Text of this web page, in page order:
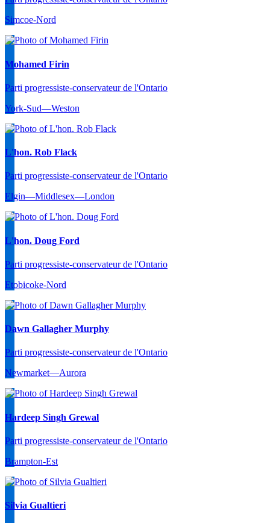
Simcoe-Nord
Mohamed Firin
Parti progressiste-conservateur de l'Ontario
York-Sud—Weston
L'hon. Rob Flack
Parti progressiste-conservateur de l'Ontario
Elgin—Middlesex—London
L'hon. Doug Ford
Parti progressiste-conservateur de l'Ontario
Etobicoke-Nord
Dawn Gallagher Murphy
Parti progressiste-conservateur de l'Ontario
Newmarket—Aurora
Hardeep Singh Grewal
Parti progressiste-conservateur de l'Ontario
Brampton-Est
Silvia Gualtieri